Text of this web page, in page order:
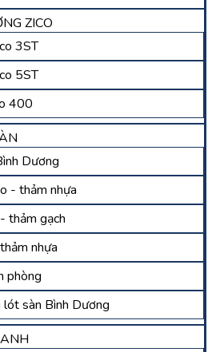
ZICO
3ST
5ST
400
Dương
- thảm nhựa
thảm gạch
nhựa
phòng
lót sàn Bình Dương